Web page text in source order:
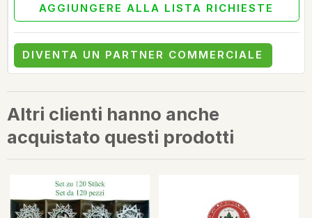
AGGIUNGERE ALLA LISTA RICHIESTE
DIVENTA UN PARTNER COMMERCIALE
Altri clienti hanno anche
acquistato questi prodotti